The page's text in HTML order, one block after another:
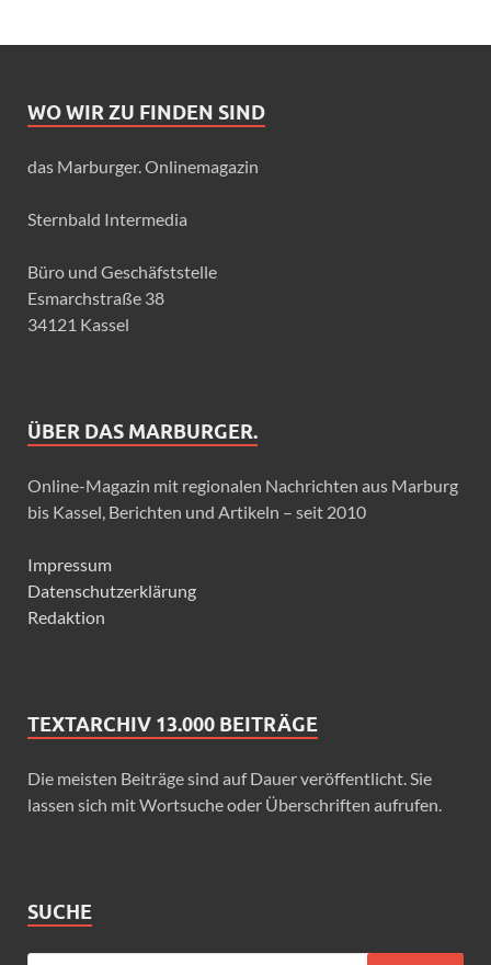
WO WIR ZU FINDEN SIND
das Marburger. Onlinemagazin
Sternbald Intermedia
Büro und Geschäfststelle
Esmarchstraße 38
34121 Kassel
ÜBER DAS MARBURGER.
Online-Magazin mit regionalen Nachrichten aus Marburg
bis Kassel, Berichten und Artikeln – seit 2010
Impressum
Datenschutzerklärung
Redaktion
TEXTARCHIV 13.000 BEITRÄGE
Die meisten Beiträge sind auf Dauer veröffentlicht. Sie
lassen sich mit Wortsuche oder Überschriften aufrufen.
SUCHE